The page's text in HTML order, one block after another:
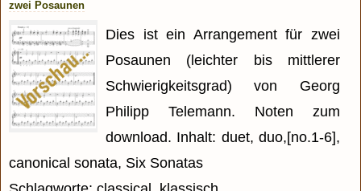
zwei Posaunen
Dies ist ein Arrangement für zwei
Posaunen (leichter bis mittlerer
Schwierigkeitsgrad) von Georg
Philipp Telemann. Noten zum
download. Inhalt: duet, duo,[no.1-6],
canonical sonata, Six Sonatas